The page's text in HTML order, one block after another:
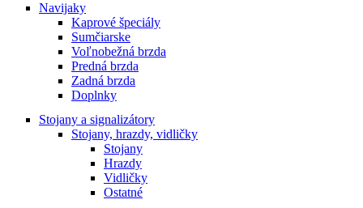
Navijaky
Kaprové špeciály
Sumčiarske
Voľnobežná brzda
Predná brzda
Zadná brzda
Doplnky
Stojany a signalizátory
Stojany, hrazdy, vidličky
Stojany
Hrazdy
Vidličky
Ostatné